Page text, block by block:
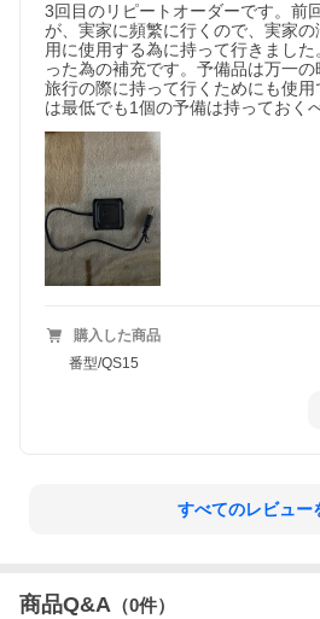
3回目のリピートオーダーです。前
が、実家に頻繁に行くので、実家
用に使用する為に持って行きまし
った為の補充です。予備品は万一
旅行の際に持って行くためにも使
は最低でも1個の予備は持っておく
購入した商品
番型/QS15
すべてのレビュー
商品Q&A （0件）